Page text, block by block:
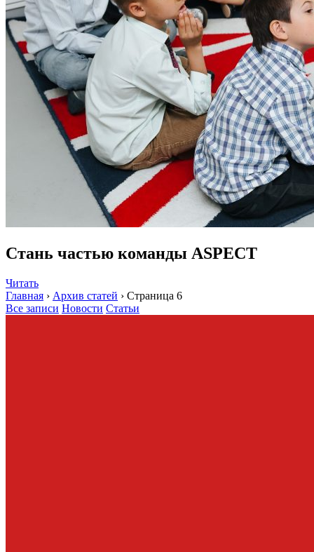
Стань частью команды ASPECT
Читать
Главная › Архив статей › Страница 6
Все записи Новости Статьи